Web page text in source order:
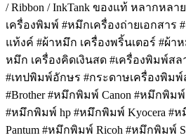
/ Ribbon / InkTank ของแท้ หลากหล
เครื่องพิมพ์ #หมึกเครื่องถ่ายเอกสาร
แท้งค์ #ผ้าหมึก เครื่องพริ้นเตอร์ #ผ้า
หมึก เครื่องคิดเงินสด #เครื่องพิมพ์ส
#เทปพิมพ์อักษร #กระดาษเครื่องพิม
#Brother #หมึกพิมพ์ Canon #หมึกพิม
#หมึกพิมพ์ hp #หมึกพิมพ์ Kyocera #
Pantum #หมึกพิมพ์ Ricoh #หมึกพิมพ์